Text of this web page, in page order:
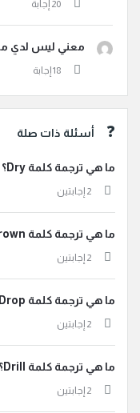
معني ليس لدي ما
أسئلة ذات صلة
ما هي ترجمة كلمة Dry؟
‫2 إجابتين
ما هي ترجمة كلمة Drown؟
‫2 إجابتين
ما هي ترجمة كلمة Drop؟
‫2 إجابتين
ما هي ترجمة كلمة Drill؟
‫2 إجابتين